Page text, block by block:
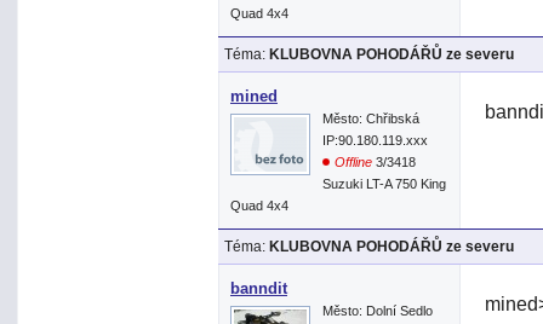
Quad 4x4
Téma: KLUBOVNA POHODÁŘŮ ze severu
mined
Město: Chřibská
IP:90.180.119.xxx
Offline 3/3418
Suzuki LT-A 750 King
Quad 4x4
Téma: KLUBOVNA POHODÁŘŮ ze severu
banndit
Město: Dolní Sedlo